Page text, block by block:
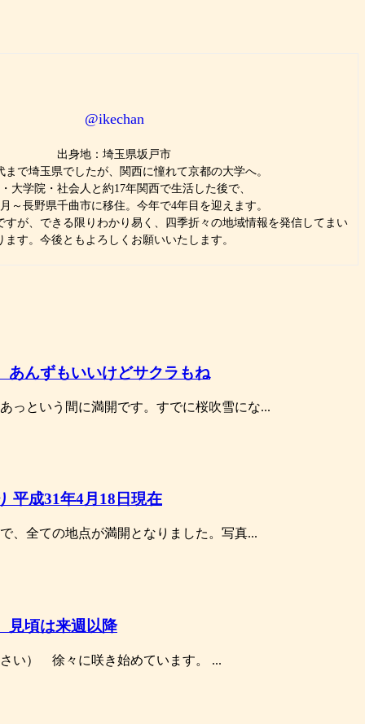
@ikechan
出身地：埼玉県坂戸市
まで埼玉県でしたが、関西に憧れて京都の大学へ。
大学院・社会人と約17年関西で生活した後で、
～長野県千曲市に移住。今年で4年目を迎えます。
すが、できる限りわかり易く、四季折々の地域情報を発信してまい
ます。今後ともよろしくお願いいたします。
んずもいいけどサクラもね
っという間に満開です。すでに桜吹雪にな...
平成31年4月18日現在
、全ての地点が満開となりました。写真...
見頃は来週以降
い） 徐々に咲き始めています。 ...